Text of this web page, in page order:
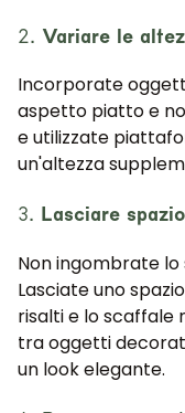
2. Variare le
Incorporate
aspetto piatto e
e utilizzate
un'altezza
3. Lasciare
Non ingombrate
Lasciate uno
risalti e lo scaffale
tra oggetti
un look elegante.